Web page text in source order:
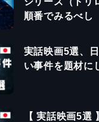
順番でみるべし
実話映画5選、
い事件を題材に
【 実話映画5選